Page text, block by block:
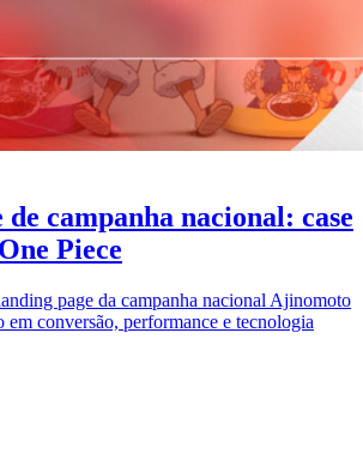
campanha nacional: case
Piece
page da campanha nacional Ajinomoto
conversão, performance e tecnologia